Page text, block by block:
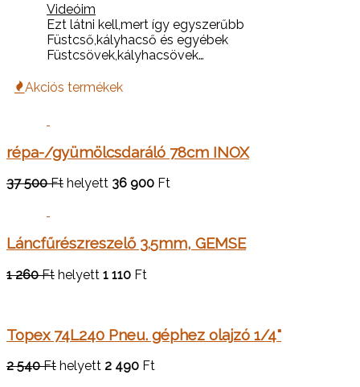
Videóim
Ezt látni kell,mert így egyszerűbb
Füstcső,kályhacső és egyébek
Füstcsövek,kályhacsövek…
Akciós termékek
répa-/gyümölcsdaráló 78cm INOX
37 500 Ft helyett 36 900 Ft
Láncfűrészreszelő 3.5mm, GEMSE
1 260 Ft helyett 1 110 Ft
Topex 74L240 Pneu. géphez olajzó 1/4"
2 540 Ft helyett 2 490 Ft